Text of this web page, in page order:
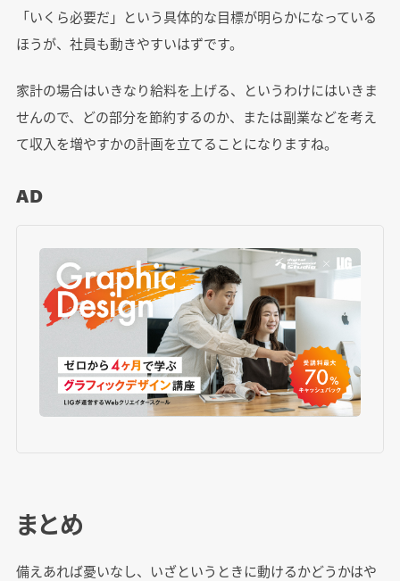
「いくら必要だ」という具体的な目標が明らかになっている
ほうが、社員も動きやすいはずです。
家計の場合はいきなり給料を上げる、というわけにはいきま
せんので、どの部分を節約するのか、または副業などを考え
て収入を増やすかの計画を立てることになりますね。
AD
まとめ
備えあれば憂いなし、いざというときに動けるかどうかはや